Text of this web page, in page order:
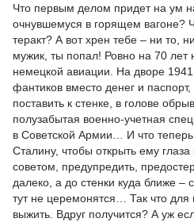
Что первым делом придет на ум
очнувшемуся в горящем вагоне?
теракт? А вот хрен тебе – ни то,
мужик, ты попал! Ровно на 70 лет
немецкой авиации. На дворе 1941
фантиков вместо денег и
поставить к стенке, в голове
полузабытая военно-учетная
в Советской Армии… И что
Сталину, чтобы открыть ему
советом, предупредить,
далеко, а до стенки куда ближе –
тут не церемонятся… Так что для
выжить. Вдруг получится? А уж